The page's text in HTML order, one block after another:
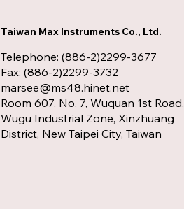
Taiwan Max Instruments Co., Ltd.
Telephone: (886-2)2299-3677
Fax: (886-2)2299-3732
marsee@ms48.hinet.net
Room 607, No. 7, Wuquan 1st Road,
Wugu Industrial Zone, Xinzhuang
District, New Taipei City, Taiwan